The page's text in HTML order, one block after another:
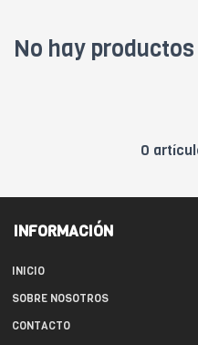
No hay
0
INFORMACIÓN
INICIO
SOBRE NOSOTROS
CONTACTO